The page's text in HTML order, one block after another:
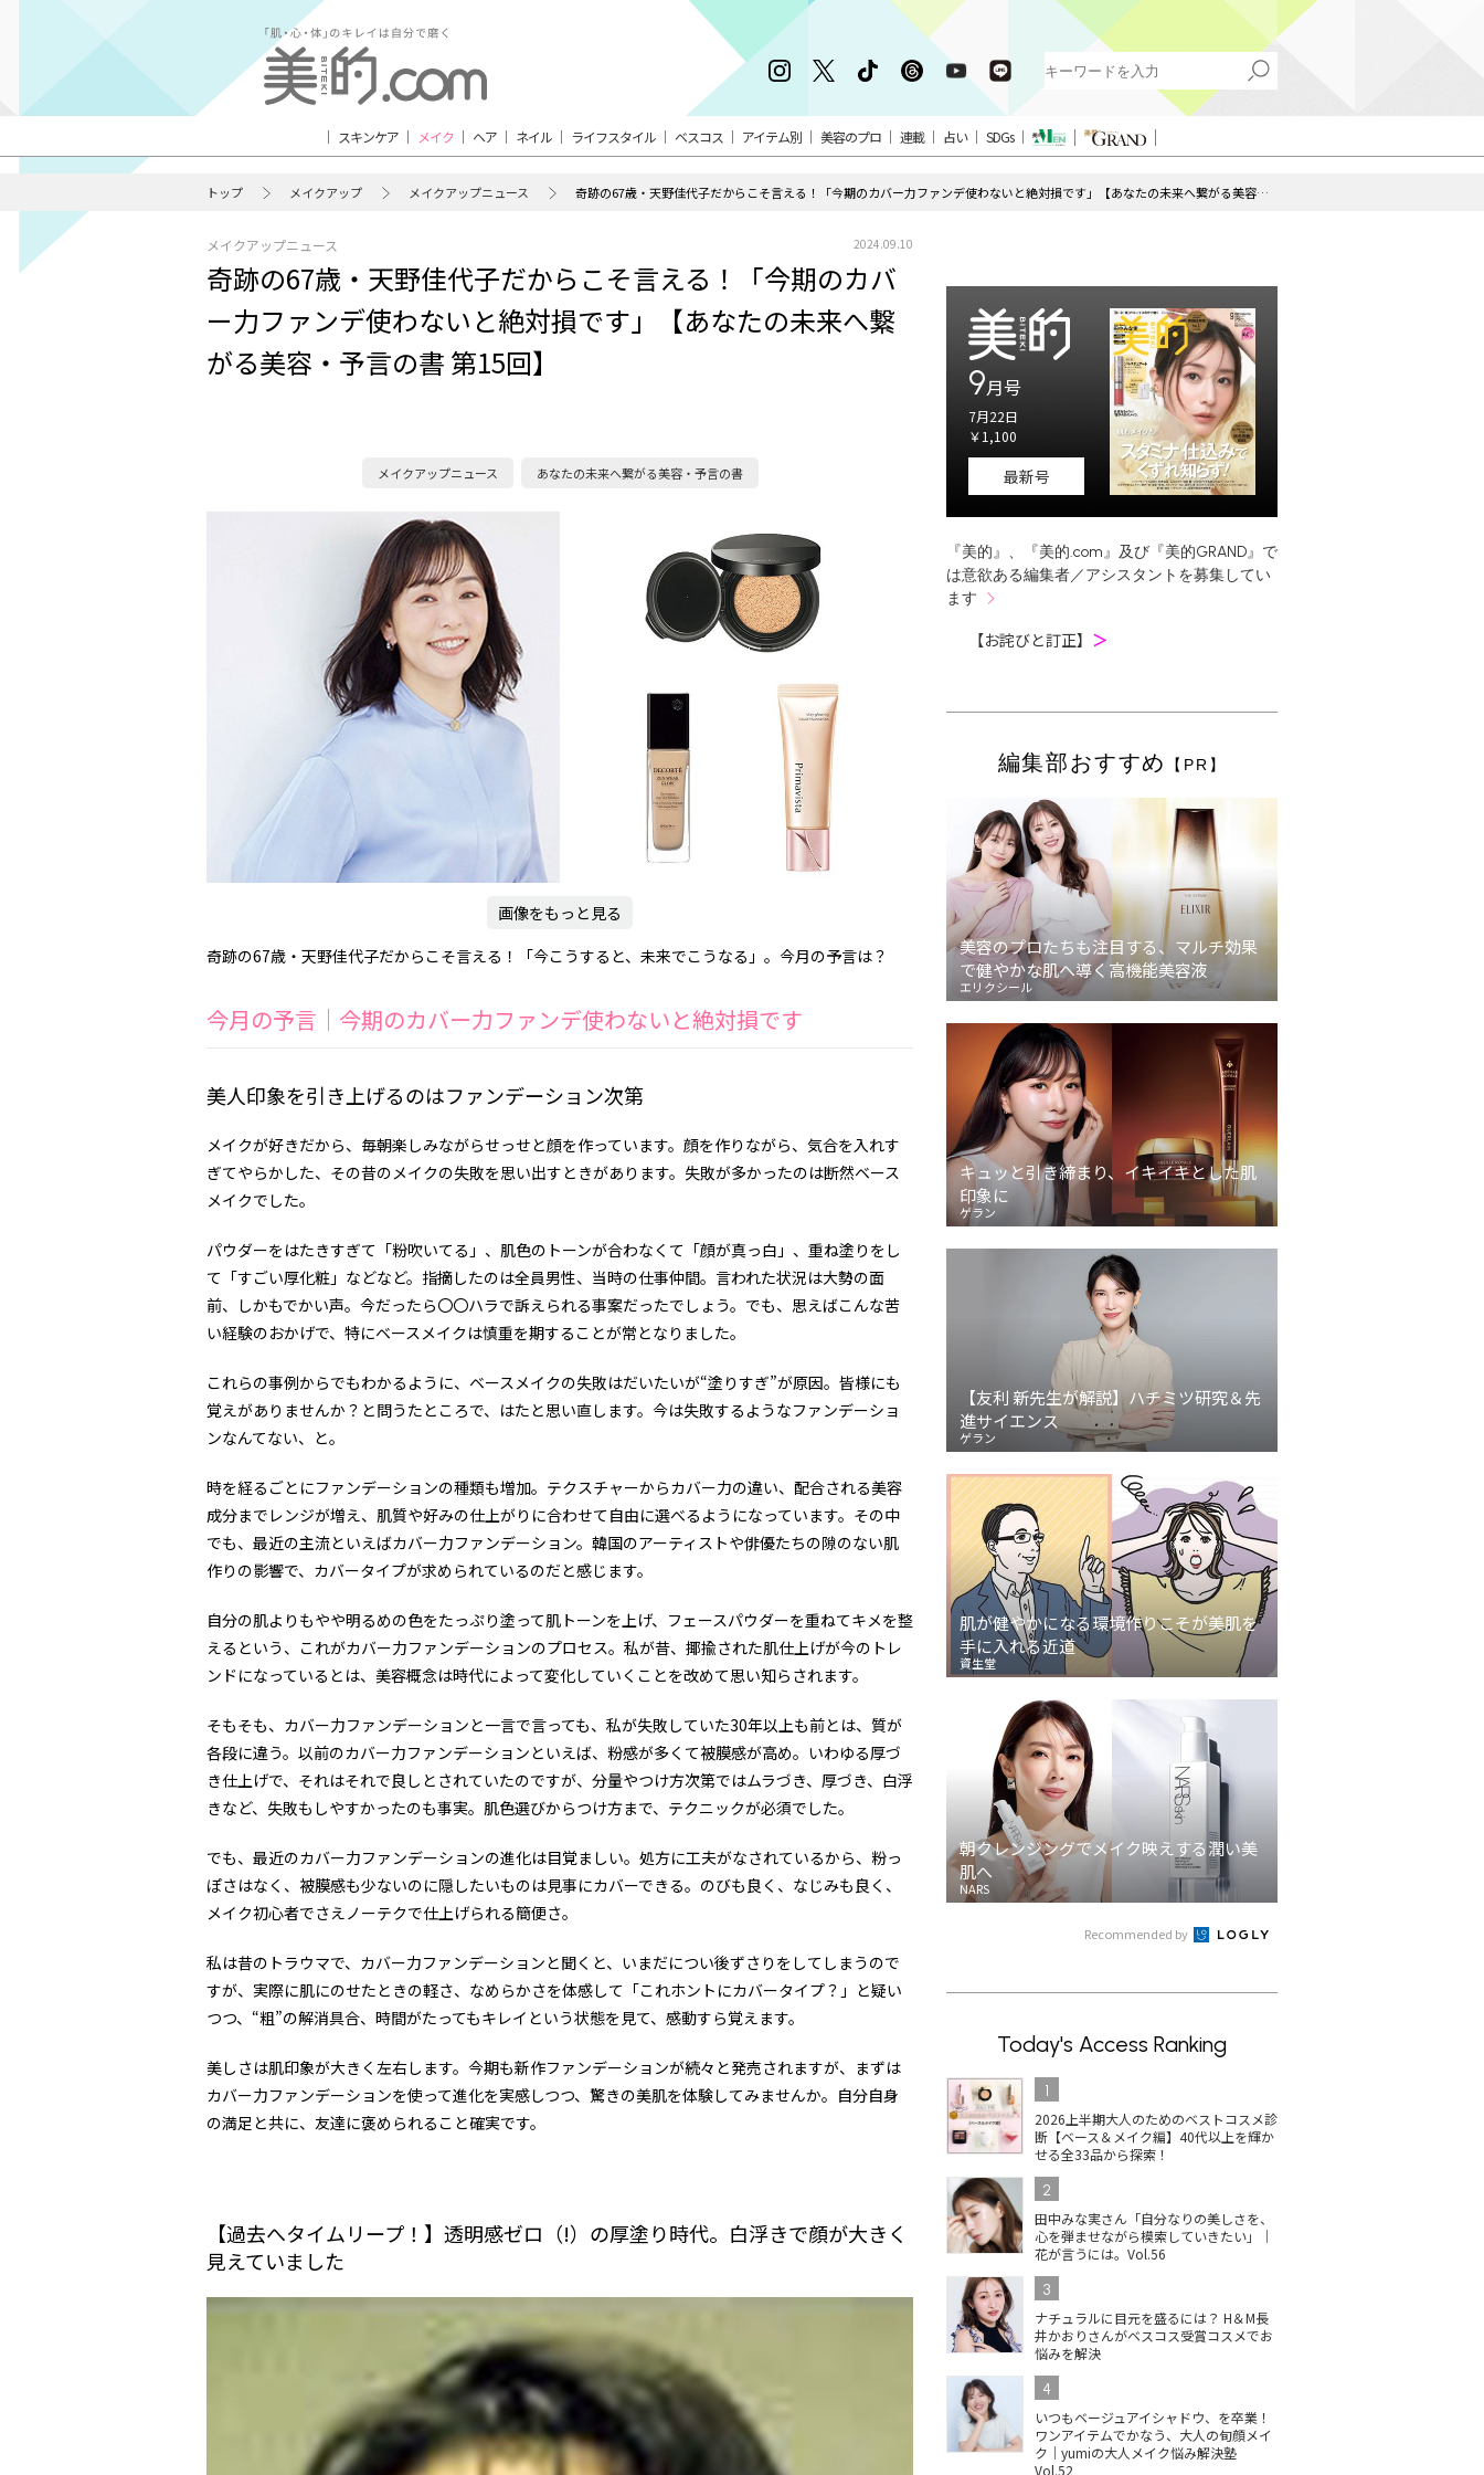
スキンケア メイク ヘア ネイル ライフスタイル ベスコス アイテム別 美容のプロ 連載 占い SDGs
トップ メイクアップ メイクアップニュース 奇跡の67歳・天野佳代子だからこそ言える！「今期のカバー力ファンデ使わないと絶対損です」【あなたの未来へ繋がる美容・予言の書 第15回】
メイクアップニュース 2024.09.10
奇跡の67歳・天野佳代子だからこそ言える！「今期のカバ
ー力ファンデ使わないと絶対損です」【あなたの未来へ繋
がる美容・予言の書 第15回】
メイクアップニュース あなたの未来へ繋がる美容・予言の書
画像をもっと見る
奇跡の67歳・天野佳代子だからこそ言える！「今こうすると、未来でこうなる」。今月の予言は？
今月の予言｜今期のカバー力ファンデ使わないと絶対損です
美人印象を引き上げるのはファンデーション次第
メイクが好きだから、毎朝楽しみながらせっせと顔を作っています。顔を作りながら、気合を入れす
ぎてやらかした、その昔のメイクの失敗を思い出すときがあります。失敗が多かったのは断然ベース
メイクでした。
パウダーをはたきすぎて「粉吹いてる」、肌色のトーンが合わなくて「顔が真っ白」、重ね塗りをし
て「すごい厚化粧」などなど。指摘したのは全員男性、当時の仕事仲間。言われた状況は大勢の面
前、しかもでかい声。今だったら〇〇ハラで訴えられる事案だったでしょう。でも、思えばこんな苦
い経験のおかげで、特にベースメイクは慎重を期することが常となりました。
これらの事例からでもわかるように、ベースメイクの失敗はだいたいが“塗りすぎ”が原因。皆様にも
覚えがありませんか？と問うたところで、はたと思い直します。今は失敗するようなファンデーショ
ンなんてない、と。
時を経るごとにファンデーションの種類も増加。テクスチャーからカバー力の違い、配合される美容
成分までレンジが増え、肌質や好みの仕上がりに合わせて自由に選べるようになっています。その中
でも、最近の主流といえばカバー力ファンデーション。韓国のアーティストや俳優たちの隙のない肌
作りの影響で、カバータイプが求められているのだと感じます。
自分の肌よりもやや明るめの色をたっぷり塗って肌トーンを上げ、フェースパウダーを重ねてキメを整
えるという、これがカバー力ファンデーションのプロセス。私が昔、揶揄された肌仕上げが今のトレ
ンドになっているとは、美容概念は時代によって変化していくことを改めて思い知らされます。
そもそも、カバー力ファンデーションと一言で言っても、私が失敗していた30年以上も前とは、質が
各段に違う。以前のカバー力ファンデーションといえば、粉感が多くて被膜感が高め。いわゆる厚づ
き仕上げで、それはそれで良しとされていたのですが、分量やつけ方次第ではムラづき、厚づき、白浮
きなど、失敗もしやすかったのも事実。肌色選びからつけ方まで、テクニックが必須でした。
でも、最近のカバー力ファンデーションの進化は目覚ましい。処方に工夫がなされているから、粉っ
ぽさはなく、被膜感も少ないのに隠したいものは見事にカバーできる。のびも良く、なじみも良く、
メイク初心者でさえノーテクで仕上げられる簡便さ。
私は昔のトラウマで、カバー力ファンデーションと聞くと、いまだについ後ずさりをしてしまうので
すが、実際に肌にのせたときの軽さ、なめらかさを体感して「これホントにカバータイプ？」と疑い
つつ、“粗”の解消具合、時間がたってもキレイという状態を見て、感動すら覚えます。
美しさは肌印象が大きく左右します。今期も新作ファンデーションが続々と発売されますが、まずは
カバー力ファンデーションを使って進化を実感しつつ、驚きの美肌を体験してみませんか。自分自身
の満足と共に、友達に褒められること確実です。
【過去へタイムリープ！】透明感ゼロ（!）の厚塗り時代。白浮きで顔が大きく
見えていました
9月号
7月22日
￥1,100
最新号
『美的』、『美的.com』及び『美的GRAND』で
は意欲ある編集者／アシスタントを募集してい
ます
【お詫びと訂正】 ＞
編集部おすすめ 【PR】
美容のプロたちも注目する、マルチ効果
で健やかな肌へ導く高機能美容液
エリクシール
キュッと引き締まり、イキイキとした肌
印象に
ゲラン
【友利 新先生が解説】ハチミツ研究＆先
進サイエンス
ゲラン
肌が健やかになる環境作りこそが美肌を
手に入れる近道
資生堂
朝クレンジングでメイク映えする潤い美
肌へ
NARS
Recommended by
Today's Access Ranking
1
2026上半期大人のためのベストコスメ診
断【ベース＆メイク編】40代以上を輝か
せる全33品から探索！
2
田中みな実さん「自分なりの美しさを、
心を弾ませながら模索していきたい」｜
花が言うには。Vol.56
3
ナチュラルに目元を盛るには？ H＆M長
井かおりさんがベスコス受賞コスメでお
悩みを解決
4
いつもベージュアイシャドウ、を卒業！
ワンアイテムでかなう、大人の旬顔メイ
ク｜yumiの大人メイク悩み解決塾
Vol.52